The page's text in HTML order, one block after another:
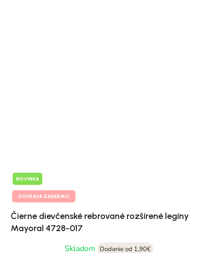
NOVINKA
DOPRAVA ZADARMO
Čierne dievčenské rebrované rozšírené legíny
Mayoral 4728-017
Skladom
Dodanie od 1,90€